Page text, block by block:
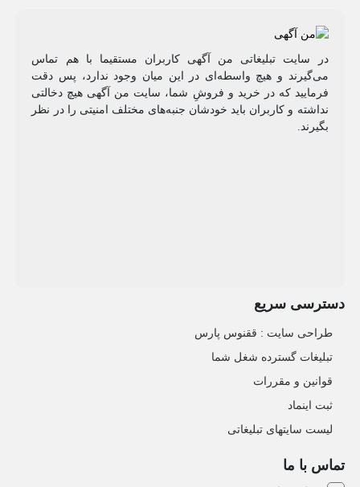
در سایت تبلیغاتی من آگهی کاربران مستقیما با هم تماس
می‌گیرند و هیچ واسطه‌ای در این میان وجود ندارد، پس دقت
فرمایید که در خرید و فروشِ شما، سایت من آگهی هیچ دخالتی
نداشته و کاربران باید خودشان جنبه‌های مختلف امنیتی را در نظر
بگیرند.
دسترسی سریع
طراحی سایت :‌ ققنوس پارس
تبلیغات گسترده شغل شما
قوانین و مقررات
ثبت اینماد
لیست سایتهای تبلیغاتی
تماس با ما